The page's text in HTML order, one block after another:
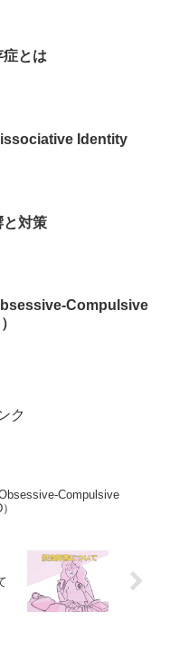
症とは
Identity
と対策
Compulsive
ク
Compulsive